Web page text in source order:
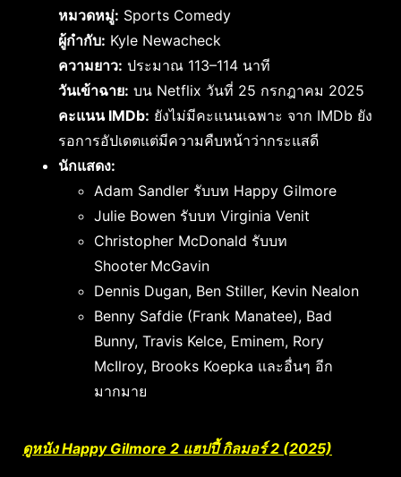
หมวดหมู่: Sports Comedy
ผู้กำกับ: Kyle Newacheck
ความยาว: ประมาณ 113–114 นาที
วันเข้าฉาย: บน Netflix วันที่ 25 กรกฎาคม 2025
คะแนน IMDb: ยังไม่มีคะแนนเฉพาะ จาก IMDb ยัง
รอการอัปเดตแต่มีความคืบหน้าว่ากระแสดี
นักแสดง:
Adam Sandler รับบท Happy Gilmore
Julie Bowen รับบท Virginia Venit
Christopher McDonald รับบท
Shooter McGavin
Dennis Dugan, Ben Stiller, Kevin Nealon
Benny Safdie (Frank Manatee), Bad
Bunny, Travis Kelce, Eminem, Rory
McIlroy, Brooks Koepka และอื่นๆ อีก
มากมาย
ดูหนัง Happy Gilmore 2 แฮปปี้ กิลมอร์ 2 (2025)